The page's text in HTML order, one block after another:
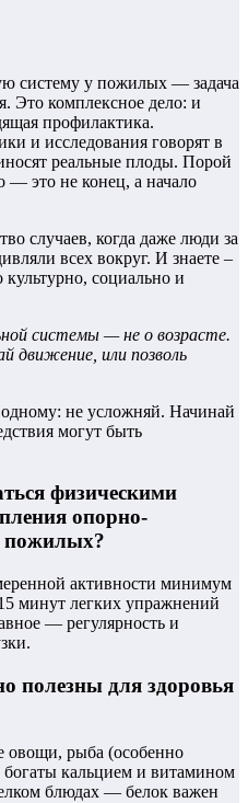
систему у пожилых — задача
Это комплексное дело: и
профилактика.
и исследования говорят в
реальные плоды. Порой
— это не конец, а начало
случаев, когда даже люди за
всех вокруг. И знаете –
социально и
системы — не о возрасте.
движение, или позволь
одному: не усложняй. Начинай
могут быть
физическими
опорно-
пожилых?
активности минимум
минут легких упражнений
— регулярность и
полезны для здоровья
овощи, рыба (особенно
кальцием и витамином
блюдах — белок важен